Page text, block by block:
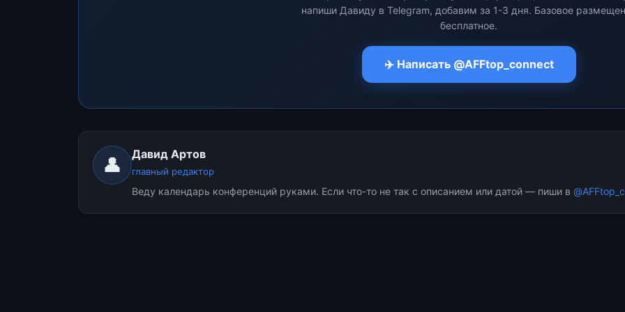
напиши Давиду в Telegram, добавим за 1-3 дня. Базовое
бесплатное.
✈️ Написать @AFFtop_connect
👤 Давид Артов
главный редактор
Веду календарь конференций руками. Если что-то не так с описанием или датой — пиши в